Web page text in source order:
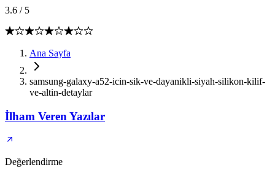
3.6 / 5
Ana Sayfa
samsung-galaxy-a52-icin-sik-ve-dayanikli-siyah-silikon-kilif-
ve-altin-detaylar
İlham Veren Yazılar
Değerlendirme